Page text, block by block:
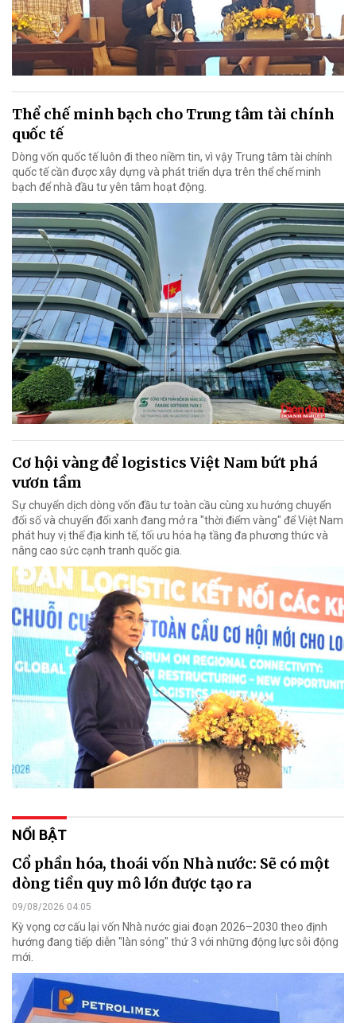
Thể chế minh bạch cho Trung tâm tài chính
quốc tế
Dòng vốn quốc tế luôn đi theo niềm tin, vì vậy Trung tâm tài chính
quốc tế cần được xây dựng và phát triển dựa trên thể chế minh
bạch để nhà đầu tư yên tâm hoạt động.
Cơ hội vàng để logistics Việt Nam bứt phá
vươn tầm
Sự chuyển dịch dòng vốn đầu tư toàn cầu cùng xu hướng chuyển
đổi số và chuyển đổi xanh đang mở ra "thời điểm vàng" để Việt Nam
phát huy vị thế địa kinh tế, tối ưu hóa hạ tầng đa phương thức và
nâng cao sức cạnh tranh quốc gia.
NỔI BẬT
Cổ phần hóa, thoái vốn Nhà nước: Sẽ có một
dòng tiền quy mô lớn được tạo ra
09/08/2026 04:05
Kỳ vọng cơ cấu lại vốn Nhà nước giai đoạn 2026–2030 theo định
hướng đang tiếp diễn "làn sóng" thứ 3 với những động lực sôi động
mới.